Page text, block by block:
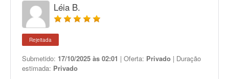
Léia B.
Rejeitada
Submetido: 17/10/2025 às 02:01 | Oferta: Privado | Duração
estimada: Privado